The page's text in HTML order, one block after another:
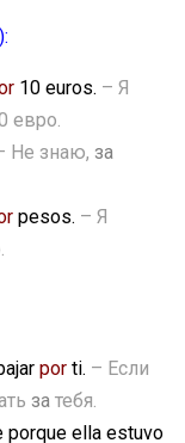
10 euros. – Я
евро.
Не знаю, за
pesos. – Я
por ti. – Если
за тебя.
porque ella estuvo